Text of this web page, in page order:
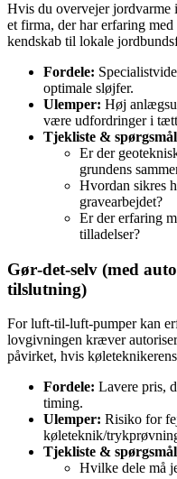
Hvis du overvejer jordvarme
et firma, der har erfaring
kendskab til lokale
Fordele:
optimale sløjfer.
Ulemper: Høj
være udfordringer i
Tjekliste &
Er der
grundens
Hvordan sikres
gravearbejdet?
Er der erfaring
tilladelser?
Gør‑det‑selv (med
tilslutning)
For luft‑til‑luft‑pumper kan
lovgivningen kræver
påvirket, hvis
Fordele: Lavere pris,
timing.
Ulemper: Risiko for
køleteknik/
Tjekliste &
Hvilke dele må